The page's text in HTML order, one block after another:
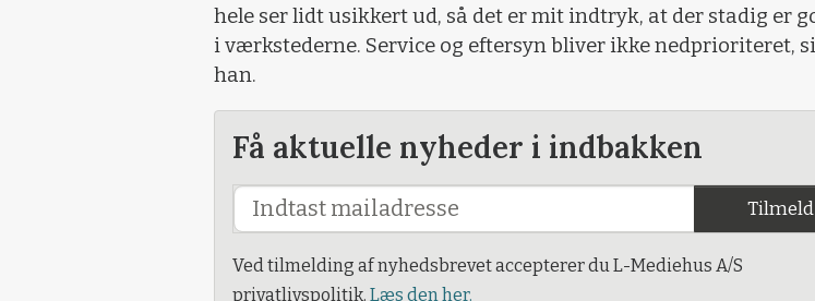
hele ser lidt usikkert ud, så det er mit indtryk, at der stadig er
i værkstederne. Service og eftersyn bliver ikke nedprioriteret,
han.
Få aktuelle nyheder i indbakken
Tilmeld
Ved tilmelding af nyhedsbrevet accepterer du L-Mediehus A/S
privatlivspolitik. Læs den her.